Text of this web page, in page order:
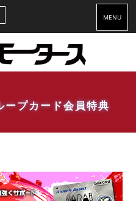
MENU
ープカード会員特典